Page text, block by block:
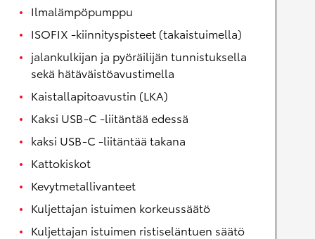
Ilmalämpöpumppu
ISOFIX -kiinnityspisteet (takaistuimella)
jalankulkijan ja pyöräilijän tunnistuksella
sekä hätäväistöavustimella
Kaistallapitoavustin (LKA)
Kaksi USB-C -liitäntää edessä
kaksi USB-C -liitäntää takana
Kattokiskot
Kevytmetallivanteet
Kuljettajan istuimen korkeussäätö
Kuljettajan istuimen ristiseläntuen säätö